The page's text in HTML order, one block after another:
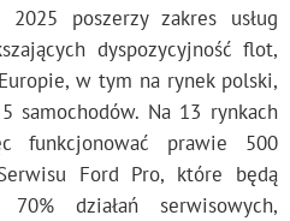
poszerzy zakres usług
dyspozycyjność flot,
w tym na rynek polski,
samochodów. Na 13 rynkach
funkcjonować prawie 500
Ford Pro, które będą
działań serwisowych,